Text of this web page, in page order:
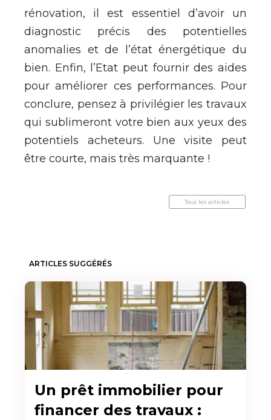
rénovation, il est essentiel d’avoir un
diagnostic précis des potentielles
anomalies et de l’état énergétique du
bien. Enfin, l’Etat peut fournir des aides
pour améliorer ces performances. Pour
conclure, pensez à privilégier les travaux
qui sublimeront votre bien aux yeux des
potentiels acheteurs. Une visite peut
être courte, mais très marquante !
Tous les articles
ARTICLES SUGGÉRÉS
Un prêt immobilier pour
financer des travaux :